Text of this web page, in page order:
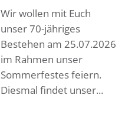
Wir wollen mit Euch
unser 70-jähriges
Bestehen am 25.07.2026
im Rahmen unser
Sommerfestes feiern.
Diesmal findet unser...